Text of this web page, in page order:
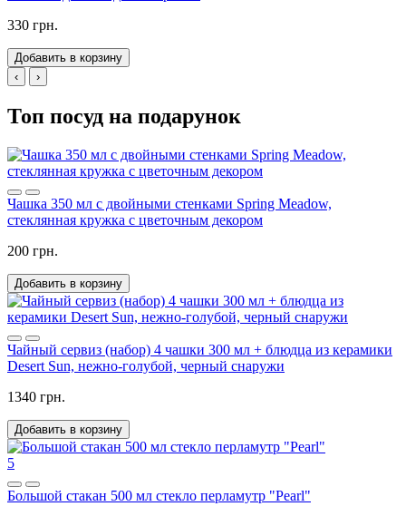
330 грн.
Добавить в корзину
‹
›
Топ посуд на подарунок
Чашка 350 мл с двойными стенками Spring Meadow,
стеклянная кружка с цветочным декором
200 грн.
Добавить в корзину
Чайный сервиз (набор) 4 чашки 300 мл + блюдца из керамики
Desert Sun, нежно-голубой, черный снаружи
1340 грн.
Добавить в корзину
5
Большой стакан 500 мл стекло перламутр "Pearl"